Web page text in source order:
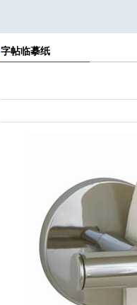
字帖临摹纸